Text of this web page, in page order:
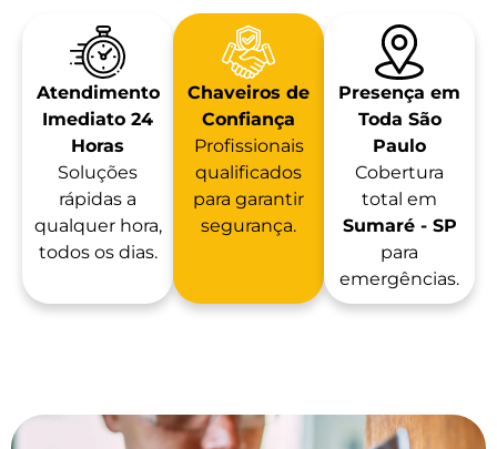
Atendimento
Imediato 24
Horas
Soluções
rápidas a
qualquer hora,
todos os dias.
Chaveiros de
Confiança
Profissionais
qualificados
para garantir
segurança.
Presença em
Toda São
Paulo
Cobertura
total em
Sumaré - SP
para
emergências.